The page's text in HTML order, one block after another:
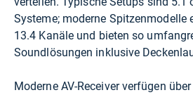
Systeme; moderne Spitzenmodelle
13.4 Kanäle und bieten so
Soundlösungen inklusive
Moderne AV-Receiver verfügen